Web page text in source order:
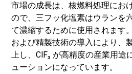
市場の成長は、核燃料処理にお
ので、三フッ化塩素はウランを
て濃縮するために使用されます
および精製技術の導入により、
上し、ClF₃ が高精度の産業用途
ューションになっています。